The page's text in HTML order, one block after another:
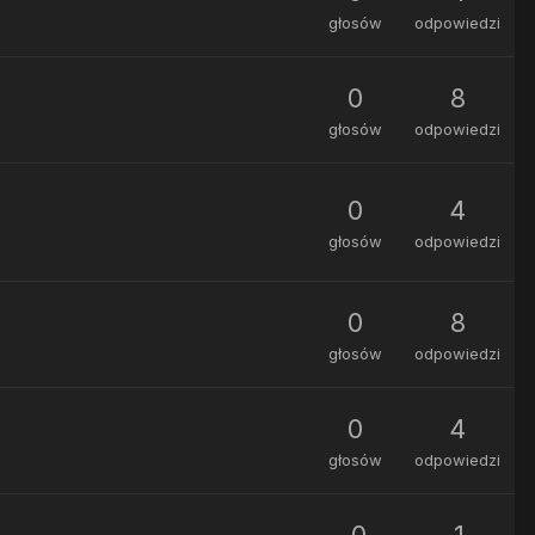
głosów odpowiedzi
0
głosów
8
odpowiedzi
0
głosów
4
odpowiedzi
0
głosów
8
odpowiedzi
0
głosów
4
odpowiedzi